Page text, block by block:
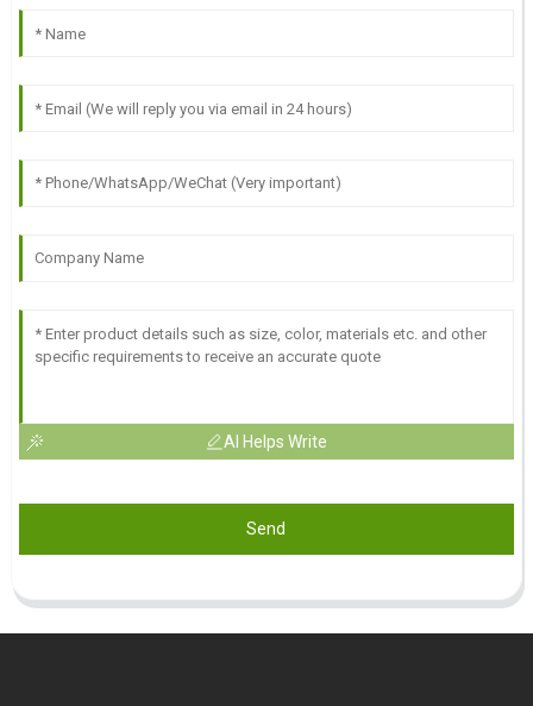
AI Helps Write
Send